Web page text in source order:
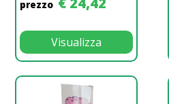
prezzo
Visualizza